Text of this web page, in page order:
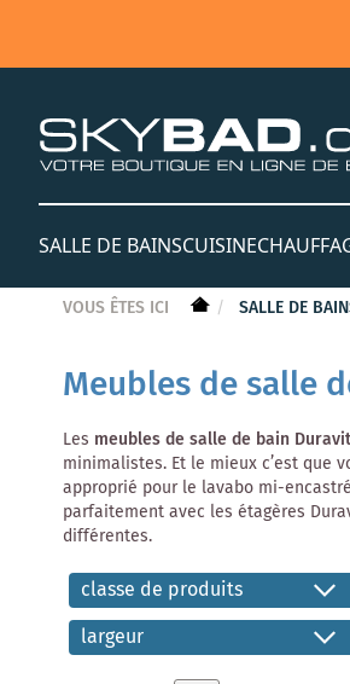
SALLE DE BAINSCUISINE
VOUS ÊTES ICI SALLE DE
Meubles de salle
Les meubles de salle de bain Duravit
minimalistes. Et le mieux c’est que
approprié pour le lavabo mi-
parfaitement avec les étagères
différentes.
classe de produits
largeur